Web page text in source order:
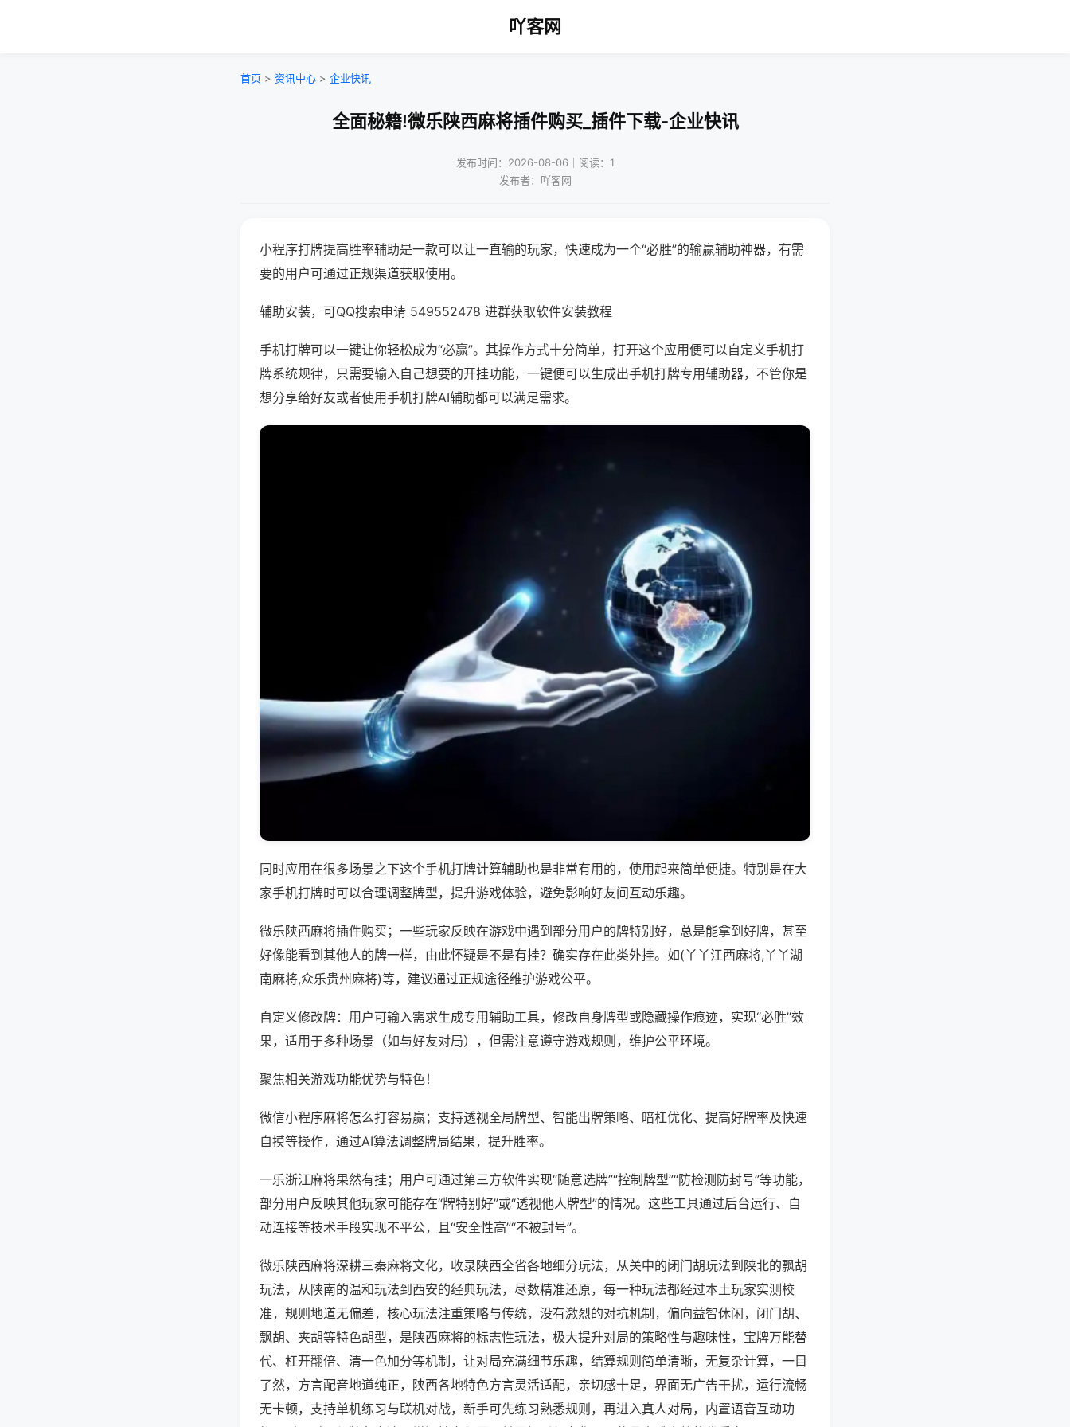
吖客网
首页 > 资讯中心 > 企业快讯
全面秘籍!微乐陕西麻将插件购买_插件下载-企业快讯
发布时间：2026-08-06｜阅读：1
发布者：吖客网
小程序打牌提高胜率辅助是一款可以让一直输的玩家，快速成为一个“必胜”的输赢辅助神器，有需
要的用户可通过正规渠道获取使用。
辅助安装，可QQ搜索申请 549552478 进群获取软件安装教程
手机打牌可以一键让你轻松成为“必赢”。其操作方式十分简单，打开这个应用便可以自定义手机打
牌系统规律，只需要输入自己想要的开挂功能，一键便可以生成出手机打牌专用辅助器，不管你是
想分享给好友或者使用手机打牌AI辅助都可以满足需求。
同时应用在很多场景之下这个手机打牌计算辅助也是非常有用的，使用起来简单便捷。特别是在大
家手机打牌时可以合理调整牌型，提升游戏体验，避免影响好友间互动乐趣。
微乐陕西麻将插件购买；一些玩家反映在游戏中遇到部分用户的牌特别好，总是能拿到好牌，甚至
好像能看到其他人的牌一样，由此怀疑是不是有挂？确实存在此类外挂。如(丫丫江西麻将,丫丫湖
南麻将,众乐贵州麻将)等，建议通过正规途径维护游戏公平。
自定义修改牌：用户可输入需求生成专用辅助工具，修改自身牌型或隐藏操作痕迹，实现“必胜”效
果，适用于多种场景（如与好友对局），但需注意遵守游戏规则，维护公平环境。
聚焦相关游戏功能优势与特色！
微信小程序麻将怎么打容易赢；支持透视全局牌型、智能出牌策略、暗杠优化、提高好牌率及快速
自摸等操作，通过AI算法调整牌局结果，提升胜率。
一乐浙江麻将果然有挂；用户可通过第三方软件实现“随意选牌”“控制牌型”“防检测防封号”等功能，
部分用户反映其他玩家可能存在“牌特别好”或“透视他人牌型”的情况。这些工具通过后台运行、自
动连接等技术手段实现不平公，且“安全性高”“不被封号”。
微乐陕西麻将深耕三秦麻将文化，收录陕西全省各地细分玩法，从关中的闭门胡玩法到陕北的飘胡
玩法，从陕南的温和玩法到西安的经典玩法，尽数精准还原，每一种玩法都经过本土玩家实测校
准，规则地道无偏差，核心玩法注重策略与传统，没有激烈的对抗机制，偏向益智休闲，闭门胡、
飘胡、夹胡等特色胡型，是陕西麻将的标志性玩法，极大提升对局的策略性与趣味性，宝牌万能替
代、杠开翻倍、清一色加分等机制，让对局充满细节乐趣，结算规则简单清晰，无复杂计算，一目
了然，方言配音地道纯正，陕西各地特色方言灵活适配，亲切感十足，界面无广告干扰，运行流畅
无卡顿，支持单机练习与联机对战，新手可先练习熟悉规则，再进入真人对局，内置语音互动功